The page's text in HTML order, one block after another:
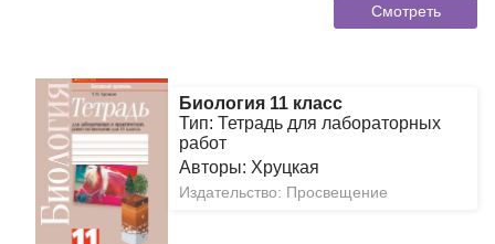
Смотреть
Биология 11 класс
Тип: Тетрадь для лабораторных
работ
Авторы: Хруцкая
Издательство: Просвещение